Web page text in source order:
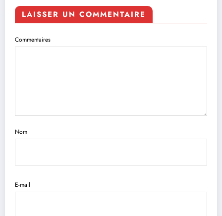
LAISSER UN COMMENTAIRE
Commentaires
Nom
E-mail